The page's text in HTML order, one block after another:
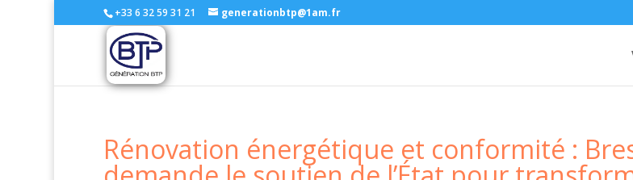
+33 6 32 59 31 21 generationbtp@1am.fr
Rénovation énergétique et conformité :